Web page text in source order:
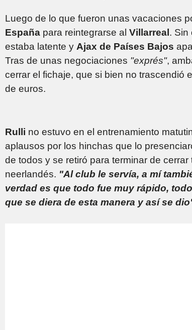
Luego de lo que fueron unas vacaciones
España para reintegrarse al Villarreal. Sin
estaba latente y Ajax de Países Bajos
Tras de unas negociaciones "exprés",
cerrar el fichaje, que si bien no trascendió
de euros.
Rulli no estuvo en el entrenamiento
aplausos por los hinchas que lo
de todos y se retiró para terminar de
neerlandés. "Al club le servía, a mí
verdad es que todo fue muy rápido,
que se diera de esta manera y así se